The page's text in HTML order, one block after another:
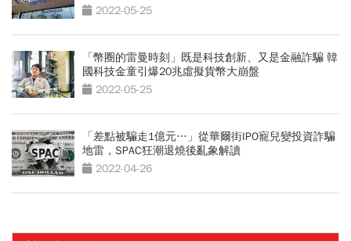
2022-05-25
「幣圈的雷曼時刻」既是科技創新、又是金融詐騙 韓
國科技金童引爆20兆虛擬貨幣大崩盤
2022-05-25
「差點被騙走1億元…」從華爾街IPO寵兒變投資詐騙
地雷，SPAC狂潮退燒後亂象解讀
2022-04-26